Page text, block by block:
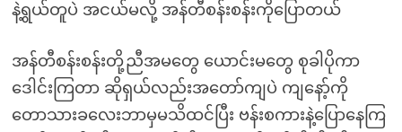
နဲ့ရွယ်တူပဲ အငယ်မလို့ အန်တီစန်းစန်းကိုပြောတယ်
အန်တီစန်းစန်းတို့ညီအမတွေ ယောင်းမတွေ စုခါပိုကာ
ဒေါင်းကြတာ ဆိုရှယ်လည်းအတော်ကျပဲ ကျနော့်ကို
တောသားခလေးဘာမှမသိထင်ပြီး ဗန်းစကားနဲ့ပြောနေကြ